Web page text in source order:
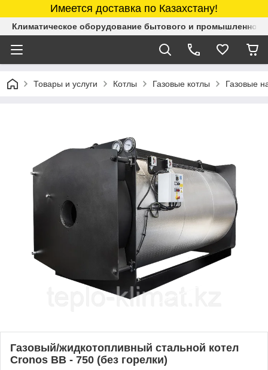
Имеется доставка по Казахстану!
Климатическое оборудование бытового и промышленного
Товары и услуги Котлы Газовые котлы Газовые
Газовый/жидкотопливный стальной котел
Cronos BB - 750 (без горелки)